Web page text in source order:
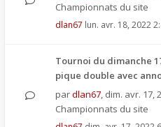
Championnats du site
dlan67 lun. avr. 18, 2022
Tournoi du dimanche
pique double avec
pardlan67, dim. avr. 17,
Championnats du site